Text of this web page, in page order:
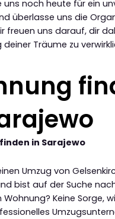
uns noch heute für ein
überlasse uns die
freuen uns darauf, dir
deiner Träume zu
in Sarajewo
Umzug von
bist auf der Suche
Keine Sorge,